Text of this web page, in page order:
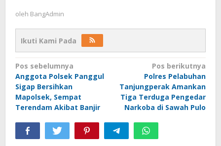
oleh BangAdmin
Ikuti Kami Pada
Navigasi
pos
Pos sebelumnya
Anggota Polsek Panggul
Sigap Bersihkan
Mapolsek, Sempat
Terendam Akibat Banjir
Pos berikutnya
Polres Pelabuhan
Tanjungperak Amankan
Tiga Terduga Pengedar
Narkoba di Sawah Pulo